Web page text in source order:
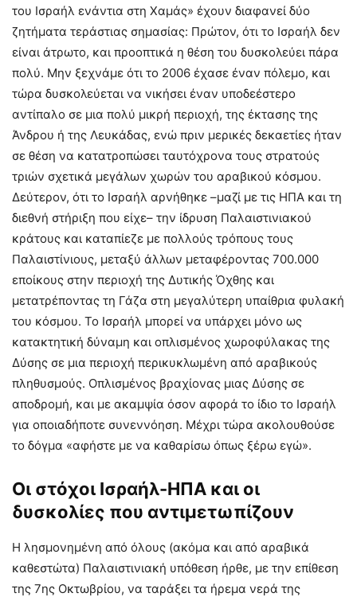
του Ισραήλ ενάντια στη Χαμάς» έχουν διαφανεί δύο
ζητήματα τεράστιας σημασίας: Πρώτον, ότι το Ισραήλ δεν
είναι άτρωτο, και προοπτικά η θέση του δυσκολεύει πάρα
πολύ. Μην ξεχνάμε ότι το 2006 έχασε έναν πόλεμο, και
τώρα δυσκολεύεται να νικήσει έναν υποδεέστερο
αντίπαλο σε μια πολύ μικρή περιοχή, της έκτασης της
Άνδρου ή της Λευκάδας, ενώ πριν μερικές δεκαετίες ήταν
σε θέση να κατατροπώσει ταυτόχρονα τους στρατούς
τριών σχετικά μεγάλων χωρών του αραβικού κόσμου.
Δεύτερον, ότι το Ισραήλ αρνήθηκε –μαζί με τις ΗΠΑ και τη
διεθνή στήριξη που είχε– την ίδρυση Παλαιστινιακού
κράτους και καταπίεζε με πολλούς τρόπους τους
Παλαιστίνιους, μεταξύ άλλων μεταφέροντας 700.000
εποίκους στην περιοχή της Δυτικής Όχθης και
μετατρέποντας τη Γάζα στη μεγαλύτερη υπαίθρια φυλακή
του κόσμου. Το Ισραήλ μπορεί να υπάρχει μόνο ως
κατακτητική δύναμη και οπλισμένος χωροφύλακας της
Δύσης σε μια περιοχή περικυκλωμένη από αραβικούς
πληθυσμούς. Οπλισμένος βραχίονας μιας Δύσης σε
αποδρομή, και με ακαμψία όσον αφορά το ίδιο το Ισραήλ
για οποιαδήποτε συνεννόηση. Μέχρι τώρα ακολουθούσε
το δόγμα «αφήστε με να καθαρίσω όπως ξέρω εγώ».
Οι στόχοι Ισραήλ-ΗΠΑ και οι
δυσκολίες που αντιμετωπίζουν
Η λησμονημένη από όλους (ακόμα και από αραβικά
καθεστώτα) Παλαιστινιακή υπόθεση ήρθε, με την επίθεση
της 7ης Οκτωβρίου, να ταράξει τα ήρεμα νερά της